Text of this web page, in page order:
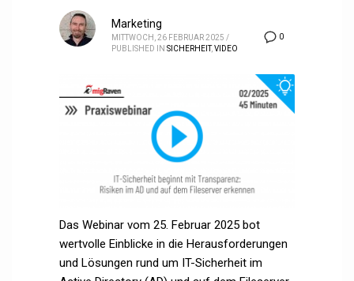
0
Marketing
MITTWOCH, 26 FEBRUAR 2025 /
PUBLISHED IN SICHERHEIT,VIDEO
Das Webinar vom 25. Februar 2025 bot
wertvolle Einblicke in die Herausforderungen
und Lösungen rund um IT-Sicherheit im